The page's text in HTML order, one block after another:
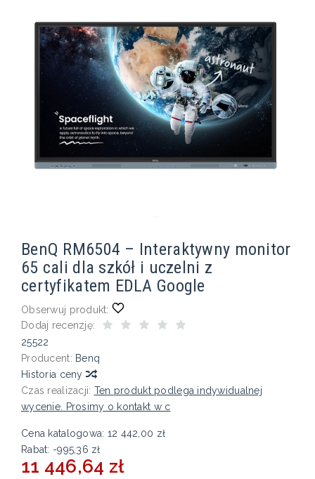
BenQ RM6504 – Interaktywny monitor
65 cali dla szkół i uczelni z
certyfikatem EDLA Google
Obserwuj produkt:
Dodaj recenzję:
25522
Producent: Benq
Historia ceny
Czas realizacji: Ten produkt podlega indywidualnej
wycenie. Prosimy o kontakt w c
Cena katalogowa: 12 442,00 zł
Rabat: -995,36 zł
11 446,64 zł